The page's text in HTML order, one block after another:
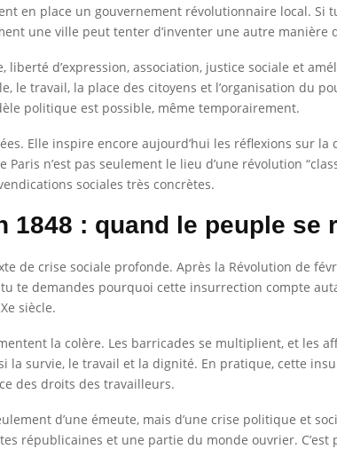
en place un gouvernement révolutionnaire local. Si
une ville peut tenter d’inventer une autre manière
d’expression, association, justice sociale et
le travail, la place des citoyens et l’organisation du
politique est possible, même temporairement.
Elle inspire encore aujourd’hui les réflexions sur la
n’est pas seulement le lieu d’une révolution
sociales très concrètes.
1848 : quand le peuple se
de crise sociale profonde. Après la Révolution de
te demandes pourquoi cette insurrection compte
siècle.
la colère. Les barricades se multiplient, et les
la survie, le travail et la dignité. En pratique, cette
des droits des travailleurs.
d’une émeute, mais d’une crise politique et
républicaines et une partie du monde ouvrier.